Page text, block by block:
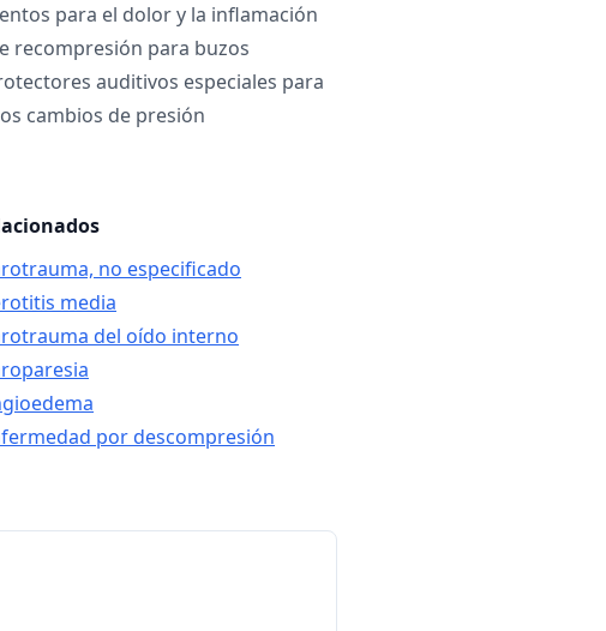
para el dolor y la inflamación
recompresión para buzos
auditivos especiales para
cambios de presión
no especificado
media
del oído interno
por descompresión